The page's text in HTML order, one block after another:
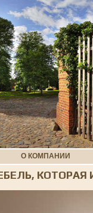
О КОМПАНИИ